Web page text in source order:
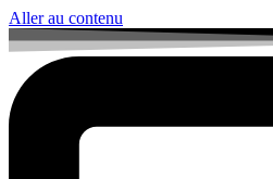
Aller au contenu